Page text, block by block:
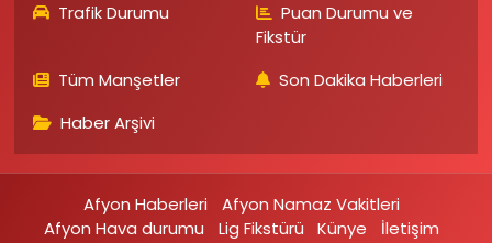
Trafik Durumu
Puan Durumu ve
Fikstür
Tüm Manşetler
Son Dakika Haberleri
Haber Arşivi
Afyon Haberleri
Afyon Namaz Vakitleri
Afyon Hava durumu
Lig Fikstürü Künye
İletişim